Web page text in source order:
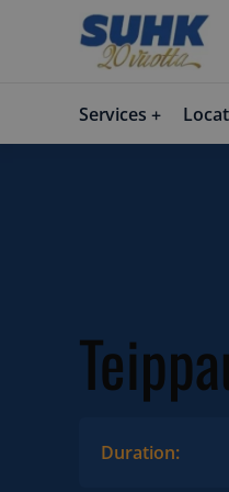
Services
Duration: